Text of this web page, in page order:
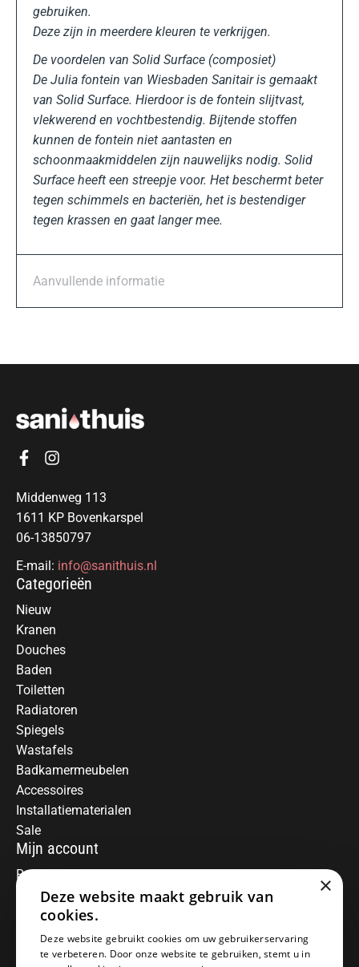
gebruiken.
Deze zijn in meerdere kleuren te verkrijgen.
De voordelen van Solid Surface (composiet)
De Julia fontein van Wiesbaden Sanitair is gemaakt
van Solid Surface. Hierdoor is de fontein slijtvast,
vlekwerend en vochtbestendig. Bijtende stoffen
kunnen de fontein niet aantasten en
schoonmaakmiddelen zijn nauwelijks nodig. Solid
Surface heeft een streepje voor. Het beschermt beter
tegen schimmels en bacteriën, het is bestendiger
tegen krassen en gaat langer mee.
Aanvullende informatie
Middenweg 113
1611 KP Bovenkarspel
06-13850797
E-mail: info@sanithuis.nl
Categorieën
Nieuw
Kranen
Douches
Baden
Toiletten
Radiatoren
Spiegels
Wastafels
Badkamermeubelen
Accessoires
Installatiematerialen
Sale
Mijn account
Registreren
Mijn bestellingen
Informatie
Over ons
Algemene voorwaarden
×
Deze website maakt gebruik van
cookies.
Deze website gebruikt cookies om uw gebruikerservaring
te verbeteren. Door onze website te gebruiken, stemt u in